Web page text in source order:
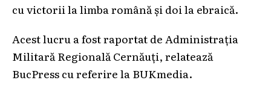
cu victorii la limba română și doi la ebraică.
Acest lucru a fost raportat de Administrația
Militară Regională Cernăuți, relatează
BucPress cu referire la BUKmedia.